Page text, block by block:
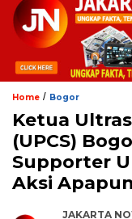
Home / Bogor
Ketua
(UPCS)
Supporter
Aksi Apapun
JAKARTA